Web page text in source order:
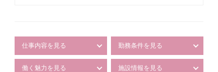
仕事内容を見る 勤務条件を見る
働く魅力を見る 施設情報を見る